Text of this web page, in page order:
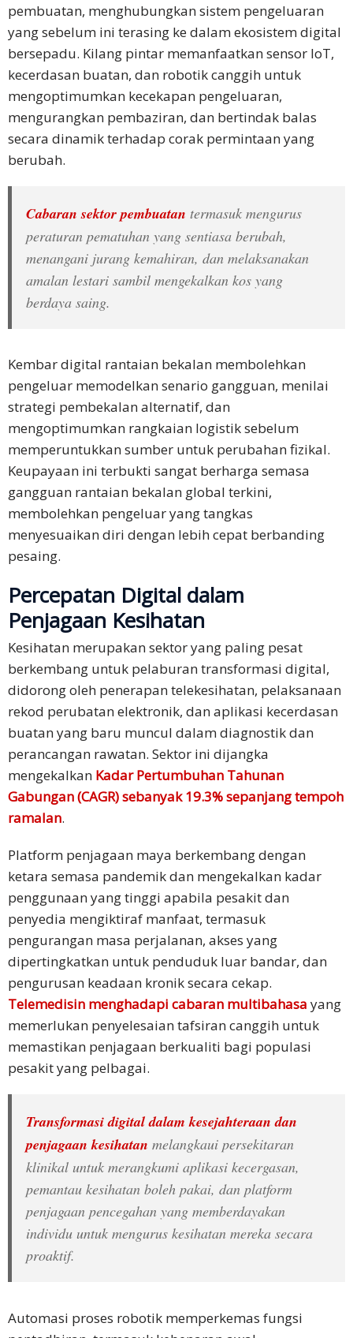
pembuatan, menghubungkan sistem pengeluaran
yang sebelum ini terasing ke dalam ekosistem digital
bersepadu. Kilang pintar memanfaatkan sensor IoT,
kecerdasan buatan, dan robotik canggih untuk
mengoptimumkan kecekapan pengeluaran,
mengurangkan pembaziran, dan bertindak balas
secara dinamik terhadap corak permintaan yang
berubah.
Cabaran sektor pembuatan termasuk mengurus
peraturan pematuhan yang sentiasa berubah,
menangani jurang kemahiran, dan melaksanakan
amalan lestari sambil mengekalkan kos yang
berdaya saing.
Kembar digital rantaian bekalan membolehkan
pengeluar memodelkan senario gangguan, menilai
strategi pembekalan alternatif, dan
mengoptimumkan rangkaian logistik sebelum
memperuntukkan sumber untuk perubahan fizikal.
Keupayaan ini terbukti sangat berharga semasa
gangguan rantaian bekalan global terkini,
membolehkan pengeluar yang tangkas
menyesuaikan diri dengan lebih cepat berbanding
pesaing.
Percepatan Digital dalam
Penjagaan Kesihatan
Kesihatan merupakan sektor yang paling pesat
berkembang untuk pelaburan transformasi digital,
didorong oleh penerapan telekesihatan, pelaksanaan
rekod perubatan elektronik, dan aplikasi kecerdasan
buatan yang baru muncul dalam diagnostik dan
perancangan rawatan. Sektor ini dijangka
mengekalkan Kadar Pertumbuhan Tahunan
Gabungan (CAGR) sebanyak 19.3% sepanjang tempoh
ramalan.
Platform penjagaan maya berkembang dengan
ketara semasa pandemik dan mengekalkan kadar
penggunaan yang tinggi apabila pesakit dan
penyedia mengiktiraf manfaat, termasuk
pengurangan masa perjalanan, akses yang
dipertingkatkan untuk penduduk luar bandar, dan
pengurusan keadaan kronik secara cekap.
Telemedisin menghadapi cabaran multibahasa yang
memerlukan penyelesaian tafsiran canggih untuk
memastikan penjagaan berkualiti bagi populasi
pesakit yang pelbagai.​
Transformasi digital dalam kesejahteraan dan
penjagaan kesihatan melangkaui persekitaran
klinikal untuk merangkumi aplikasi kecergasan,
pemantau kesihatan boleh pakai, dan platform
penjagaan pencegahan yang memberdayakan
individu untuk mengurus kesihatan mereka secara
proaktif.
Automasi proses robotik memperkemas fungsi